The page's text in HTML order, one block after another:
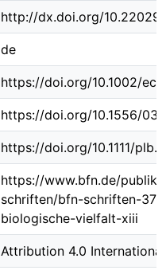
http://dx.doi.org/
de
https://doi.org/10.1002/
https://doi.org/10.1556/
https://doi.org/10.1111/
https://www.bfn.de/
schriften/bfn-schriften-
biologische-vielfalt-xiii
Attribution 4.0 International